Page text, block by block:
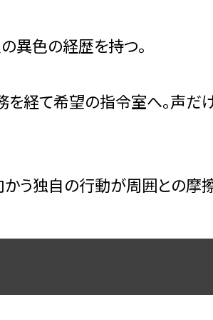
異色の経歴を持つ。
経て希望の指令室へ。声
かう独自の行動が周囲との摩